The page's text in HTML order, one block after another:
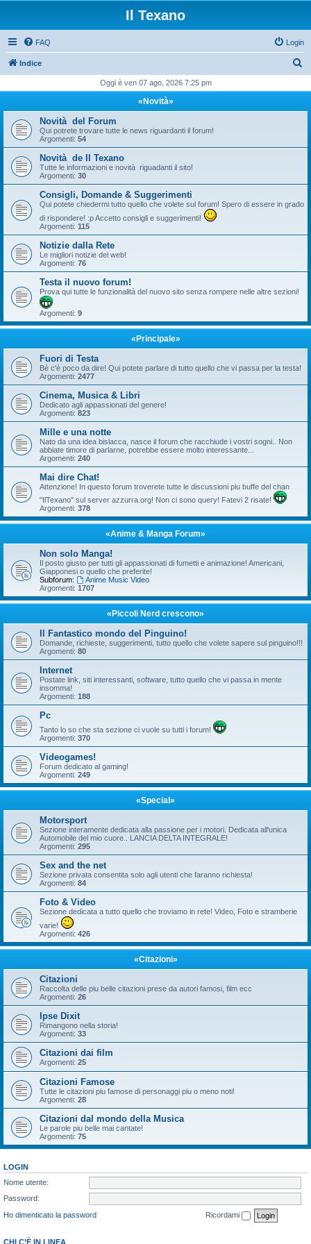
Il Texano
FAQ Login
Indice
c
Oggi è ven 07 ago, 2026 7:25 pm
«Novità»
Novità del Forum
Qui potrete trovare tutte le news riguardanti il forum!
Argomenti: 54
Novità de Il Texano
Tutte le informazioni e novità riguadanti il sito!
Argomenti: 30
Consigli, Domande & Suggerimenti
Qui potete chiedermi tutto quello che volete sul forum! Spero di essere in grado
di rispondere! :p Accetto consigli e suggerimenti!
Argomenti: 115
Notizie dalla Rete
Le migliori notizie del web!
Argomenti: 76
Testa il nuovo forum!
Prova qui tutte le funzionalità del nuovo sito senza rompere nelle altre sezioni!
Argomenti: 9
«Principale»
Fuori di Testa
Bè c'è poco da dire! Qui potete parlare di tutto quello che vi passa per la testa!
Argomenti: 2477
Cinema, Musica & Libri
Dedicato agli appassionati del genere!
Argomenti: 823
Mille e una notte
Nato da una idea bislacca, nasce il forum che racchiude i vostri sogni.. Non
abbiate timore di parlarne, potrebbe essere molto interessante...
Argomenti: 240
Mai dire Chat!
Attenzione! In questo forum troverete tutte le discussioni piu buffe del chan
"IlTexano" sul server azzurra.org! Non ci sono query! Fatevi 2 risate!
Argomenti: 378
«Anime & Manga Forum»
Non solo Manga!
Il posto giusto per tutti gli appassionati di fumetti e animazione! Americani,
Giapponesi o quello che preferite!
Subforum:
Anime Music Video
Argomenti: 1707
«Piccoli Nerd crescono»
Il Fantastico mondo del Pinguino!
Domande, richieste, suggerimenti, tutto quello che volete sapere sul pinguino!!!
Argomenti: 80
Internet
Postate link, siti interessanti, software, tutto quello che vi passa in mente
insomma!
Argomenti: 188
Pc
Tanto lo so che sta sezione ci vuole su tutti i forum!
Argomenti: 370
Videogames!
Forum dedicato al gaming!
Argomenti: 249
«Special»
Motorsport
Sezione interamente dedicata alla passione per i motori. Dedicata all'unica
Automobile del mio cuore.. LANCIA DELTA INTEGRALE!
Argomenti: 295
Sex and the net
Sezione privata consentita solo agli utenti che faranno richiesta!
Argomenti: 84
Foto & Video
Sezione dedicata a tutto quello che troviamo in rete! Video, Foto e stramberie
varie!
Argomenti: 426
«Citazioni»
Citazioni
Raccolta delle piu belle citazioni prese da autori famosi, film ecc
Argomenti: 26
Ipse Dixit
Rimangono nella storia!
Argomenti: 33
Citazioni dai film
Argomenti: 25
Citazioni Famose
Tutte le citazioni piu famose di personaggi piu o meno noti!
Argomenti: 28
Citazioni dal mondo della Musica
Le parole piu belle mai cantate!
Argomenti: 75
LOGIN
Nome utente:
Password:
Ho dimenticato la password
Ricordami
CHI C’È IN LINEA